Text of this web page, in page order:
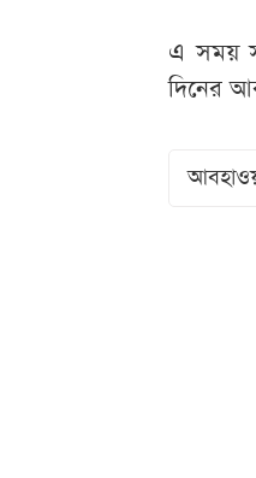
এ সময়
দিনের